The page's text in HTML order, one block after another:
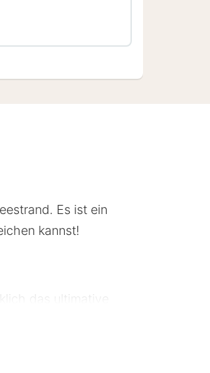
Es ist ein
kannst!
das ultimative
Die